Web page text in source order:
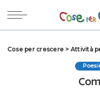
Cose per crescere > Attività